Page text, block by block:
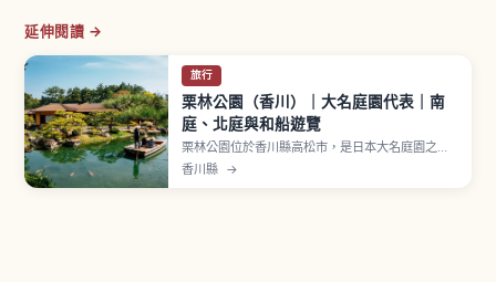
延伸閱讀 →
旅行
栗林公園（香川）｜大名庭園代表｜南
庭、北庭與和船遊覽
栗林公園位於香川縣高松市，是日本大名庭園之
一，被指定為國家特別名勝。歷代高松藩主松平家
完成，總面積約75公頃，配置6座池與13座假山，
香川縣 →